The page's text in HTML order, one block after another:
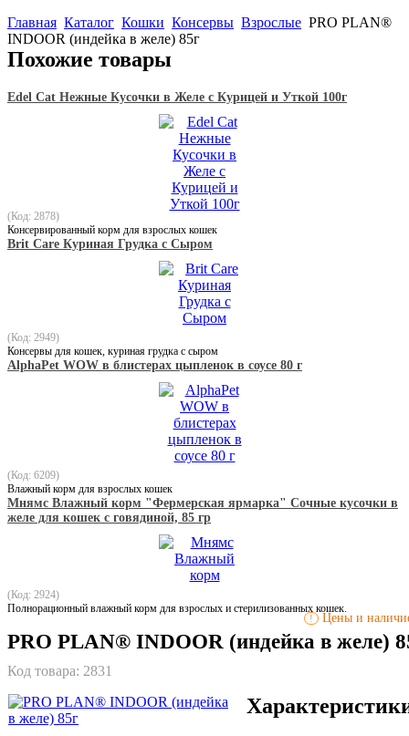
Главная Каталог Кошки Консервы Взрослые PRO PLAN®
INDOOR (индейка в желе) 85г
Похожие товары
Edel Сat Нежные Кусочки в Желе с Курицей и Уткой 100г
(Код: 2878)
Консервированный корм для взрослых кошек
Brit Care Куриная Грудка с Сыром
(Код: 2949)
Консервы для кошек, куриная грудка с сыром
AlphaPet WOW в блистерах цыпленок в соусе 80 г
(Код: 6209)
Влажный корм для взрослых кошек
Мнямс Влажный корм "Фермерская ярмарка" Сочные кусочки в
желе для кошек с говядиной, 85 гр
(Код: 2924)
Полнорационный влажный корм для взрослых и стерилизованных кошек.
! Цены и
PRO PLAN® INDOOR (индейка в желе)
Код товара: 2831